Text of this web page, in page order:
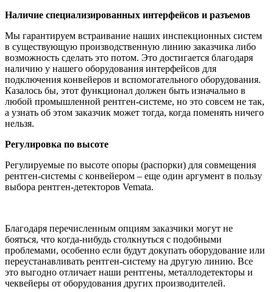
Наличие специализированных интерфейсов и разъемов
Мы гарантируем встраивание наших инспекционных систем
в существующую производственную линию заказчика либо
возможность сделать это потом. Это достигается благодаря
наличию у нашего оборудования интерфейсов для
подключения конвейеров и вспомогательного оборудования.
Казалось бы, этот функционал должен быть изначально в
любой промышленной рентген-системе, но это совсем не так,
а узнать об этом заказчик может тогда, когда поменять ничего
нельзя.
Регулировка по высоте
Регулируемые по высоте опоры (распорки) для совмещения
рентген-системы с конвейером – еще один аргумент в пользу
выбора рентген-детекторов Vemata.
Благодаря перечисленным опциям заказчики могут не
бояться, что когда-нибудь столкнуться с подобными
проблемами, особенно если будут докупать оборудование или
переустанавливать рентген-систему на другую линию. Все
это выгодно отличает наши рентгены, металлодетекторы и
чеквейеры от оборудования других производителей.